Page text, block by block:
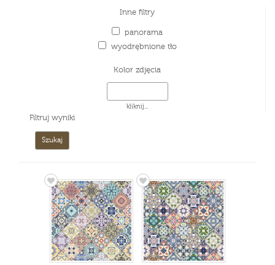
Inne filtry
panorama
wyodrębnione tło
Kolor zdjęcia
kliknij...
Filtruj wyniki